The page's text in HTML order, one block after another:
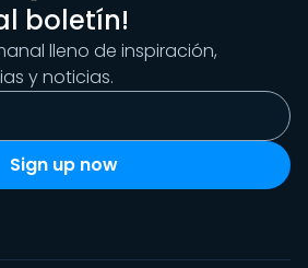
boletín!
lleno de inspiración,
y noticias.